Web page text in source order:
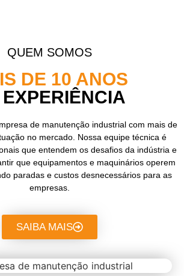
QUEM SOMOS
DE 10 ANOS
EXPERIÊNCIA
de manutenção industrial com mais de
no mercado. Nossa equipe técnica é
que entendem os desafios da indústria e
que equipamentos e maquinários operem
paradas e custos desnecessários para as
empresas.
SAIBA MAIS